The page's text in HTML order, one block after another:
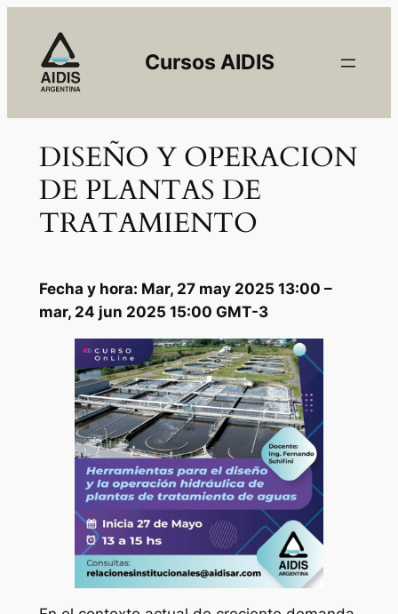
contenido
Cursos AIDIS
DISEÑO Y OPERACION
DE PLANTAS DE
TRATAMIENTO
Fecha y hora: Mar, 27 may 2025 13:00 –
mar, 24 jun 2025 15:00 GMT-3